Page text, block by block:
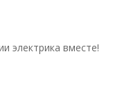
электрика вместе!